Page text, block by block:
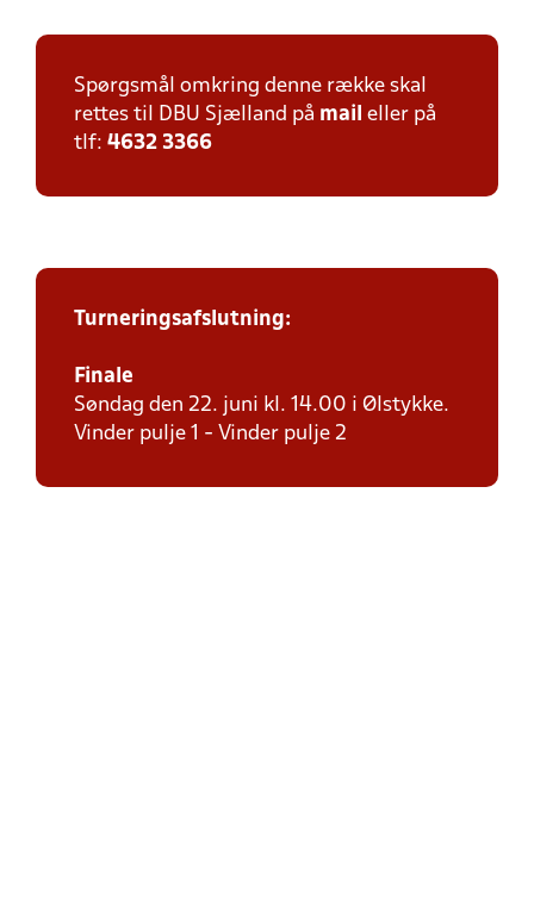
Spørgsmål omkring denne række skal
rettes til DBU Sjælland på mail eller på
tlf: 4632 3366
Turneringsafslutning:
Finale
Søndag den 22. juni kl. 14.00 i Ølstykke.
Vinder pulje 1 - Vinder pulje 2